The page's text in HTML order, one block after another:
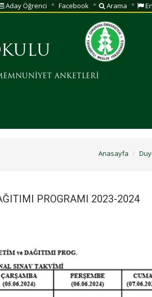
Aday Öğrenci Facebook Arama
ANKETLERİ
Anasayfa
PROGRAMI 2023-2024